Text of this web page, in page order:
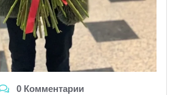
0 Комментарии